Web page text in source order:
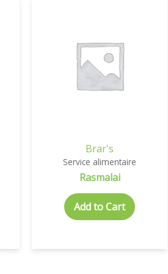
Brar's
Service alimentaire
Rasmalai
Add to Cart